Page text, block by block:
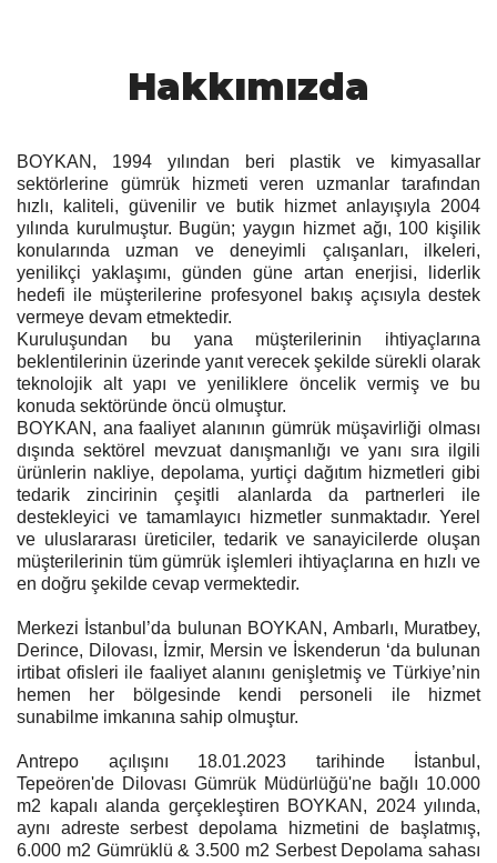
Hakkımızda
BOYKAN, 1994 yılından beri plastik ve kimyasallar
sektörlerine gümrük hizmeti veren uzmanlar tarafından
hızlı, kaliteli, güvenilir ve butik hizmet anlayışıyla 2004
yılında kurulmuştur. Bugün; yaygın hizmet ağı, 100 kişilik
konularında uzman ve deneyimli çalışanları, ilkeleri,
yenilikçi yaklaşımı, günden güne artan enerjisi, liderlik
hedefi ile müşterilerine profesyonel bakış açısıyla destek
vermeye devam etmektedir.
Kuruluşundan bu yana müşterilerinin ihtiyaçlarına
beklentilerinin üzerinde yanıt verecek şekilde sürekli olarak
teknolojik alt yapı ve yeniliklere öncelik vermiş ve bu
konuda sektöründe öncü olmuştur.
BOYKAN, ana faaliyet alanının gümrük müşavirliği olması
dışında sektörel mevzuat danışmanlığı ve yanı sıra ilgili
ürünlerin nakliye, depolama, yurtiçi dağıtım hizmetleri gibi
tedarik zincirinin çeşitli alanlarda da partnerleri ile
destekleyici ve tamamlayıcı hizmetler sunmaktadır. Yerel
ve uluslararası üreticiler, tedarik ve sanayicilerde oluşan
müşterilerinin tüm gümrük işlemleri ihtiyaçlarına en hızlı ve
en doğru şekilde cevap vermektedir.
Merkezi İstanbul’da bulunan BOYKAN, Ambarlı, Muratbey,
Derince, Dilovası, İzmir, Mersin ve İskenderun ‘da bulunan
irtibat ofisleri ile faaliyet alanını genişletmiş ve Türkiye’nin
hemen her bölgesinde kendi personeli ile hizmet
sunabilme imkanına sahip olmuştur.
Antrepo açılışını 18.01.2023 tarihinde İstanbul,
Tepeören'de Dilovası Gümrük Müdürlüğü'ne bağlı 10.000
m2 kapalı alanda gerçekleştiren BOYKAN, 2024 yılında,
aynı adreste serbest depolama hizmetini de başlatmış,
6.000 m2 Gümrüklü & 3.500 m2 Serbest Depolama sahası
22 - Petrokimyasallar 09 - 15
Haziran 2025 Referans Fiyat...
PETROKİMYASAL ÜRÜNLERİ
DÖNEM: 9 - 15 Haziran 2025 BİRİM : ABD
DOLARI/TON G. T. İ. P. ÜRÜN ADI...